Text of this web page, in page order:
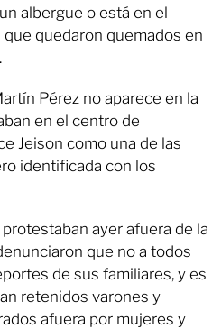
albergue o está en el
quedaron quemados en
Pérez no aparece en la
en el centro de
Jeison como una de las
identificada con los
ayer afuera de la
que no a todos
de sus familiares, y es
retenidos varones y
afuera por mujeres y